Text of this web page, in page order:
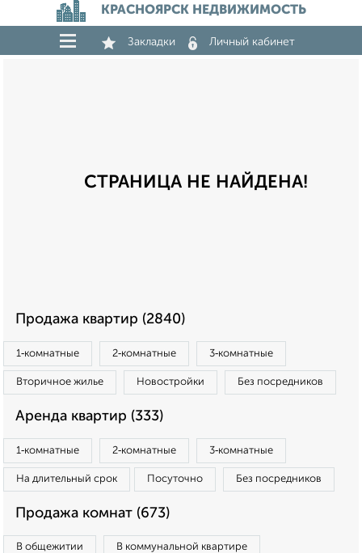
КРАСНОЯРСК НЕДВИЖИМОСТЬ
Закладки Личный кабинет
СТРАНИЦА НЕ НАЙДЕНА!
Продажа квартир (2840)
1‑комнатные 2‑комнатные 3‑комнатные
Вторичное жилье Новостройки Без посредников
Аренда квартир (333)
1‑комнатные 2‑комнатные 3‑комнатные
На длительный срок Посуточно Без посредников
Продажа комнат (673)
В общежитии В коммунальной квартире